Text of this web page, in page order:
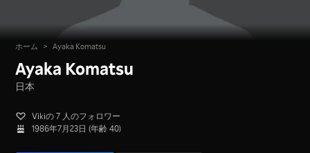
ホーム > Ayaka Komatsu
Ayaka Komatsu
日本
Vikiの 7 人のフォロワー
1986年7月23日 (年齢 40)